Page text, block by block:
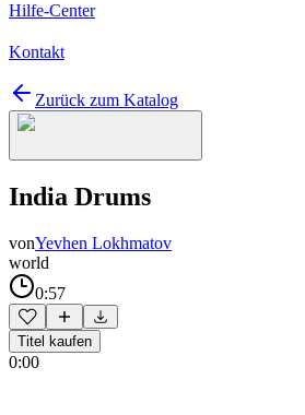
Hilfe-Center
Kontakt
Zurück zum Katalog
India Drums
vonYevhen Lokhmatov
world
0:57
Titel kaufen
0:00